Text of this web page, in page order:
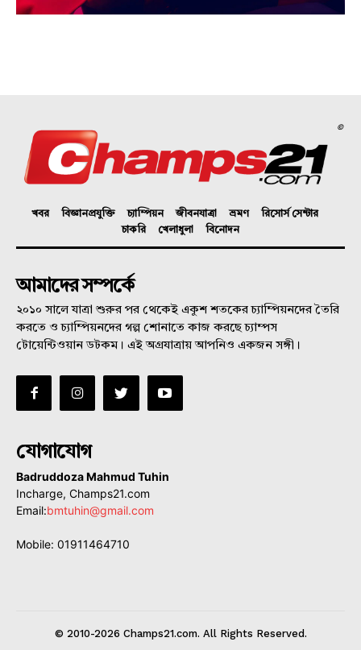
©
খবর বিজ্ঞানপ্রযুক্তি চ্যাম্পিয়ন জীবনযাত্রা ভ্রমণ
রিসোর্স সেন্টার
চাকরি
খেলাধুলা বিনোদন
আমাদের সম্পর্কে
২০১০ সালে যাত্রা শুরুর পর থেকেই একুশ শতকের চ্যাম্পিয়নদের তৈরি
করতে ও চ্যাম্পিয়নদের গল্প শোনাতে কাজ করছে চ্যাম্পস
টোয়েন্টিওয়ান ডটকম। এই অগ্রযাত্রায় আপনিও একজন সঙ্গী।
যোগাযোগ
Badruddoza Mahmud Tuhin
Incharge, Champs21.com
Email:bmtuhin@gmail.com
Mobile: 01911464710
© 2010-2026 Champs21.com. All Rights Reserved.